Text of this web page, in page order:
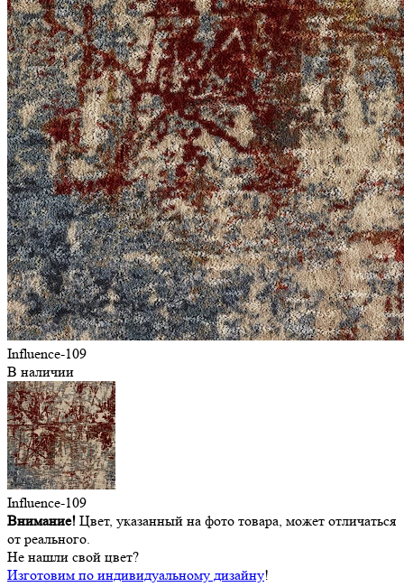
Influence-109
В наличии
Influence-109
Внимание! Цвет, указанный на фото товара, может отличаться
от реального.
Не нашли свой цвет?
Изготовим по индивидуальному дизайну!